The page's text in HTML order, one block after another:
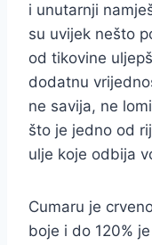
i unutarnji
su uvijek nešto
od tikovine
dodatnu
ne savija, ne
što je jedno od
ulje koje odbija
Cumaru je
boje i do 120%